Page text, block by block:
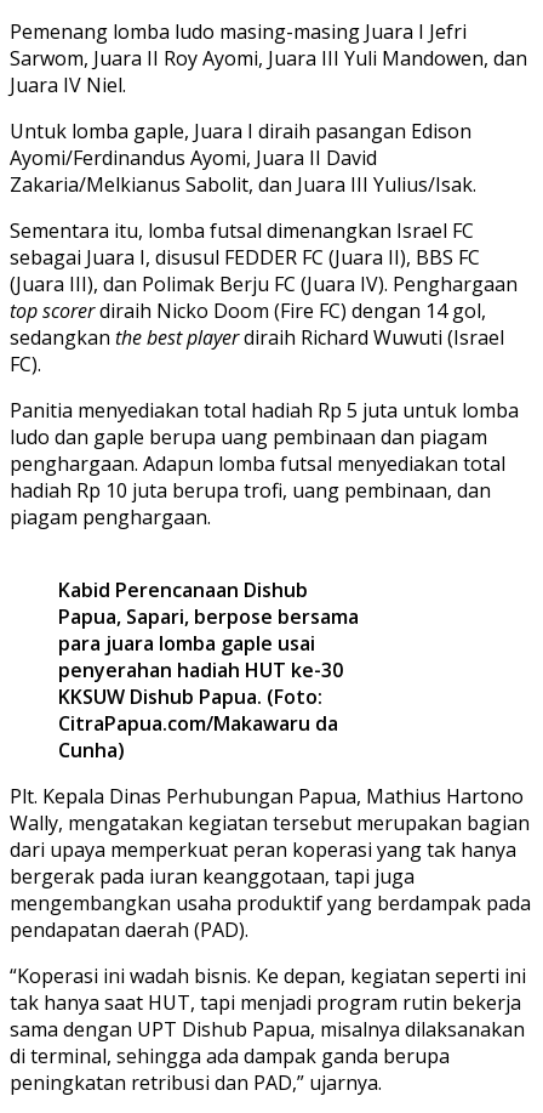
Pemenang lomba ludo masing-masing Juara I Jefri
Sarwom, Juara II Roy Ayomi, Juara III Yuli Mandowen, dan
Juara IV Niel.
Untuk lomba gaple, Juara I diraih pasangan Edison
Ayomi/Ferdinandus Ayomi, Juara II David
Zakaria/Melkianus Sabolit, dan Juara III Yulius/Isak.
Sementara itu, lomba futsal dimenangkan Israel FC
sebagai Juara I, disusul FEDDER FC (Juara II), BBS FC
(Juara III), dan Polimak Berju FC (Juara IV). Penghargaan
top scorerdiraih Nicko Doom (Fire FC) dengan 14 gol,
sedangkan the best playerdiraih Richard Wuwuti (Israel
FC).
Panitia menyediakan total hadiah Rp 5 juta untuk lomba
ludo dan gaple berupa uang pembinaan dan piagam
penghargaan. Adapun lomba futsal menyediakan total
hadiah Rp 10 juta berupa trofi, uang pembinaan, dan
piagam penghargaan.
Kabid Perencanaan Dishub
Papua, Sapari, berpose bersama
para juara lomba gaple usai
penyerahan hadiah HUT ke-30
KKSUW Dishub Papua. (Foto:
CitraPapua.com/Makawaru da
Cunha)
Plt. Kepala Dinas Perhubungan Papua, Mathius Hartono
Wally, mengatakan kegiatan tersebut merupakan bagian
dari upaya memperkuat peran koperasi yang tak hanya
bergerak pada iuran keanggotaan, tapi juga
mengembangkan usaha produktif yang berdampak pada
pendapatan daerah (PAD).
“Koperasi ini wadah bisnis. Ke depan, kegiatan seperti ini
tak hanya saat HUT, tapi menjadi program rutin bekerja
sama dengan UPT Dishub Papua, misalnya dilaksanakan
di terminal, sehingga ada dampak ganda berupa
peningkatan retribusi dan PAD,” ujarnya.